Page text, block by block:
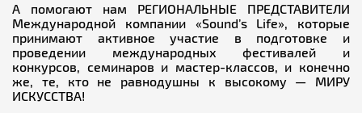
А помогают нам РЕГИОНАЛЬНЫЕ ПРЕДСТАВИТЕЛИ
Международной компании «Sound’s Life», которые
принимают активное участие в подготовке и
проведении международных фестивалей и
конкурсов, семинаров и мастер-классов, и конечно
же, те, кто не равнодушны к высокому — МИРУ
ИСКУССТВА!